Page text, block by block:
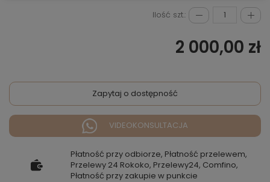
Ilość szt.:
2 000,00 zł
Zapytaj o dostępność
VIDEOKONSULTACJA
Płatność przy odbiorze, Płatność przelewem,
Przelewy 24 Rokoko, Przelewy24, Comfino,
Płatność przy zakupie w punkcie